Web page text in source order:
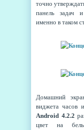
точно
панель задач
именно в таком
Домашний
виджета часов
Android 4.2.2
цвет на